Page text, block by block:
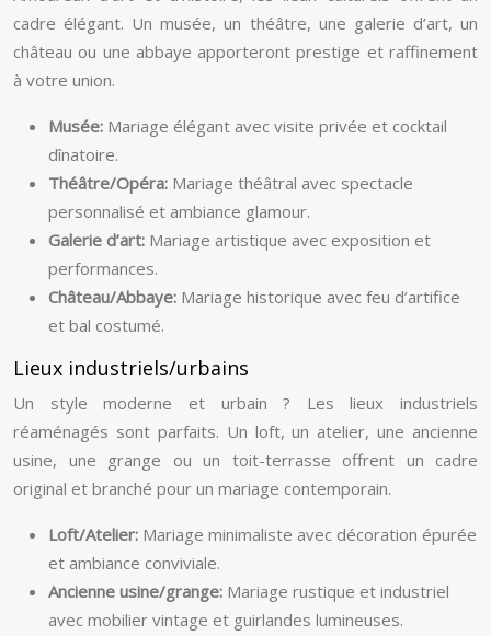
cadre élégant. Un musée, un théâtre, une galerie d’art, un
château ou une abbaye apporteront prestige et raffinement
à votre union.
Musée: Mariage élégant avec visite privée et cocktail
dînatoire.
Théâtre/Opéra: Mariage théâtral avec spectacle
personnalisé et ambiance glamour.
Galerie d’art: Mariage artistique avec exposition et
performances.
Château/Abbaye: Mariage historique avec feu d’artifice
et bal costumé.
Lieux industriels/urbains
Un style moderne et urbain ? Les lieux industriels
réaménagés sont parfaits. Un loft, un atelier, une ancienne
usine, une grange ou un toit-terrasse offrent un cadre
original et branché pour un mariage contemporain.
Loft/Atelier: Mariage minimaliste avec décoration épurée
et ambiance conviviale.
Ancienne usine/grange: Mariage rustique et industriel
avec mobilier vintage et guirlandes lumineuses.